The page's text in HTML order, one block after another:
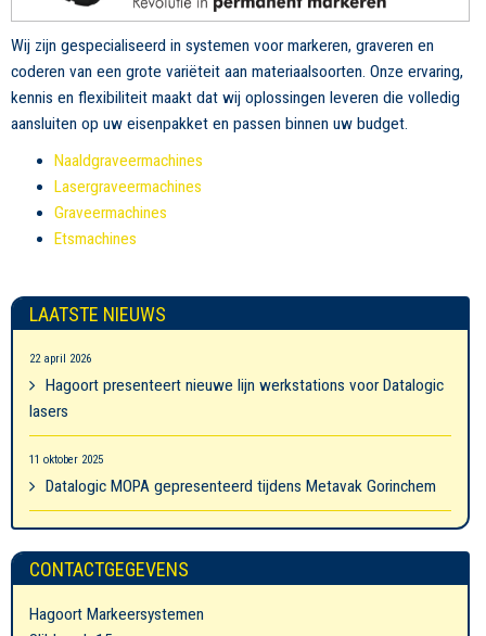
Wij zijn gespecialiseerd in systemen voor markeren, graveren en
coderen van een grote variëteit aan materiaalsoorten. Onze ervaring,
kennis en flexibiliteit maakt dat wij oplossingen leveren die volledig
aansluiten op uw eisenpakket en passen binnen uw budget.
Naaldgraveermachines
Lasergraveermachines
Graveermachines
Etsmachines
LAATSTE NIEUWS
22 april 2026
Hagoort presenteert nieuwe lijn werkstations voor Datalogic
lasers
11 oktober 2025
Datalogic MOPA gepresenteerd tijdens Metavak Gorinchem
CONTACTGEGEVENS
Hagoort Markeersystemen